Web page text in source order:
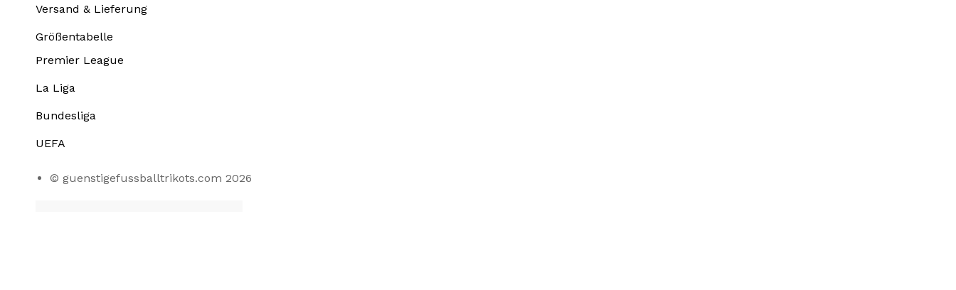
Versand & Lieferung
Größentabelle
Premier League
La Liga
Bundesliga
UEFA
© guenstigefussballtrikots.com 2026